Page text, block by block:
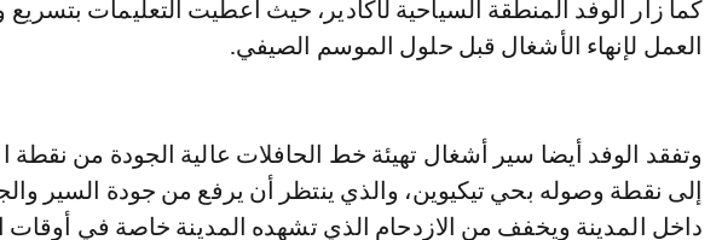
كما زار الوفد المنطقة السياحية لأكادير، حيث أعطيت التعليمات بتسريع
العمل لإنهاء الأشغال قبل حلول الموسم الصيفي.
وتفقد الوفد أيضا سير أشغال تهيئة خط الحافلات عالية الجودة من نقطة
إلى نقطة وصوله بحي تيكيوين، والذي ينتظر أن يرفع من جودة السير
داخل المدينة ويخفف من الازدحام الذي تشهده المدينة خاصة في أوقات